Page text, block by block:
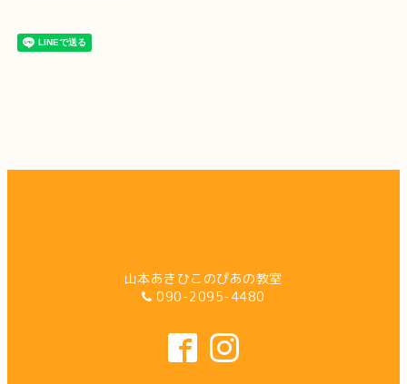
山本あきひこのぴあの教室
090-2095-4480